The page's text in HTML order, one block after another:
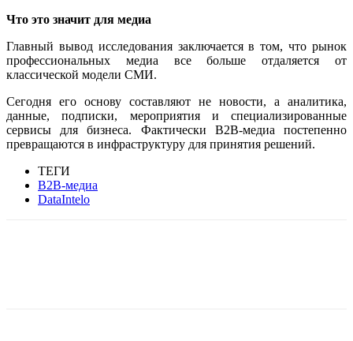
Что это значит для медиа
Главный вывод исследования заключается в том, что рынок
профессиональных медиа все больше отдаляется от
классической модели СМИ.
Сегодня его основу составляют не новости, а аналитика,
данные, подписки, мероприятия и специализированные
сервисы для бизнеса. Фактически B2B-медиа постепенно
превращаются в инфраструктуру для принятия решений.
ТЕГИ
B2B-медиа
DataIntelo